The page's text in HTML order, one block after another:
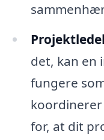
det, kan en
fungere
for, at dit